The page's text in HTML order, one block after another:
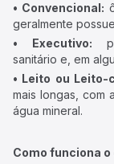
• Convencional:
geralmente
• Executivo:
sanitário e, em
• Leito ou Leito-
mais longas, com
água mineral.
Como funciona o